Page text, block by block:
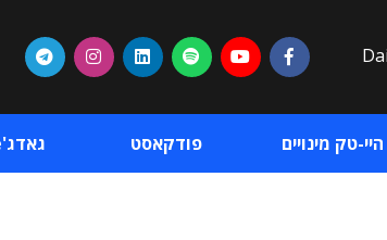
היי-טק מינויים פודקאסט גאדג'Time